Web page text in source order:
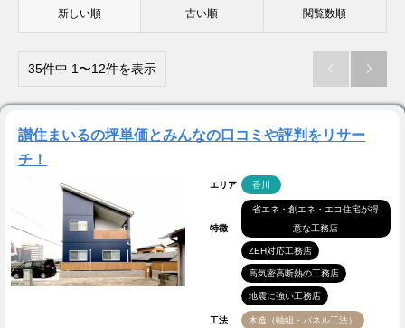
新しい順 古い順 閲覧数順
35件中 1〜12件を表示  
讃住まいるの坪単価とみんなの口コミや評判をリサー
チ！
エリア 香川
特徴
省エネ・創エネ・エコ住宅が得
意な工務店
ZEH対応工務店
高気密高断熱の工務店
地震に強い工務店
工法 木造（軸組・パネル工法）